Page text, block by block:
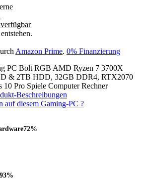
Amazon Prime. 0% Finanzierung
PC Bolt RGB AMD Ryzen 7 3700X
& 2TB HDD, 32GB DDR4, RTX2070
Pro Spiele Computer Rechner
Beschreibungen
auf diesem Gaming-PC ?
72%
93%